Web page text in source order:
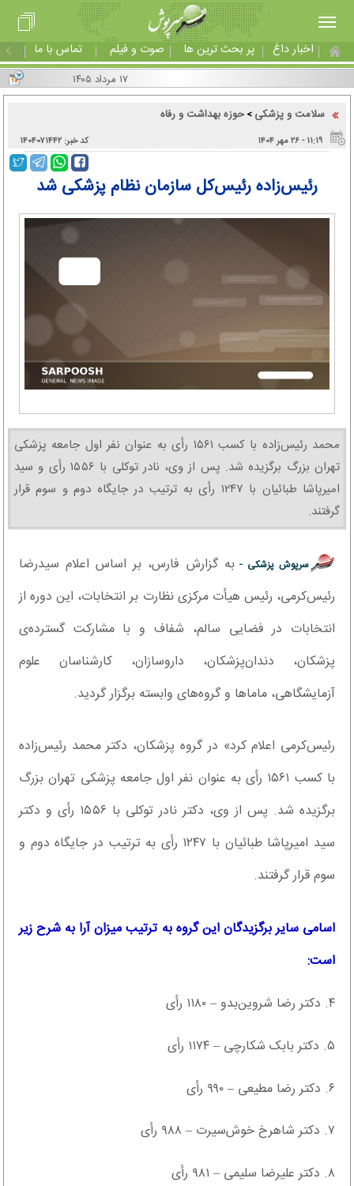
اخبار داغ پر بحث ترین ها صوت و فیلم تماس با ما
۱۷ مرداد ۱۴۰۵
سلامت و پزشکی >حوزه بهداشت و رفاه
۱۱:۱۹ - ۲۶ مهر ۱۴۰۴ کد خبر: ۱۴۰۴۰۷۱۴۴۲
رئیس‌زاده رئیس‌کل سازمان نظام پزشکی شد
محمد رئیس‌زاده با کسب ۱۵۶۱ رأی به عنوان نفر اول جامعه پزشکی
تهران بزرگ برگزیده شد. پس از وی، نادر توکلی با ۱۵۵۶ رأی و سید
امیرپاشا طبائیان با ۱۲۴۷ رأی به ترتیب در جایگاه دوم و سوم قرار
گرفتند.
سرپوش پزشکی -به گزارش فارس، بر اساس اعلام سیدرضا
رئیس‌کرمی، رئیس هیأت مرکزی نظارت بر انتخابات، این دوره از
انتخابات در فضایی سالم، شفاف و با مشارکت گسترده‌ی
پزشکان، دندان‌پزشکان، داروسازان، کارشناسان علوم
آزمایشگاهی، ماماها و گروه‌های وابسته برگزار گردید.
رئیس‌کرمی اعلام کرد» در گروه پزشکان، دکتر محمد رئیس‌زاده
با کسب ۱۵۶۱ رأی به عنوان نفر اول جامعه پزشکی تهران بزرگ
برگزیده شد. پس از وی، دکتر نادر توکلی با ۱۵۵۶ رأی و دکتر
سید امیرپاشا طبائیان با ۱۲۴۷ رأی به ترتیب در جایگاه دوم و
سوم قرار گرفتند.
اسامی سایر برگزیدگان این گروه به ترتیب میزان آرا به شرح زیر
است:
۴. دکتر رضا شروین‌بدو – ۱۱۸۰ رأی
۵. دکتر بابک شکارچی – ۱۱۷۴ رأی
۶. دکتر رضا مطیعی – ۹۹۰ رأی
۷. دکتر شاهرخ خوش‌سیرت – ۹۸۸ رأی
۸. دکتر علیرضا سلیمی – ۹۸۱ رأی